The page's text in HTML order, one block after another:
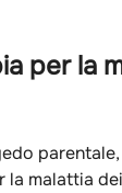
per la
la malattia